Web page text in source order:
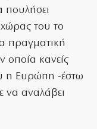
πουλήσει
χώρας του το
πραγματική
οποία κανείς
η Ευρώπη -έστω
να αναλάβει